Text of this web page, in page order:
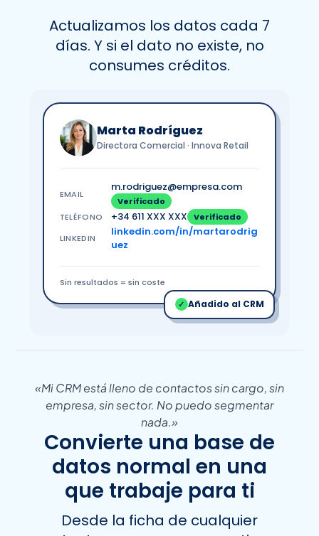
Actualizamos los datos cada 7
días. Y si el dato no existe, no
consumes créditos.
Marta Rodríguez
Directora Comercial · Innova Retail
EMAIL
m.rodriguez@empresa.com
Verificado
TELÉFONO
+34 611 XXX XXX
Verificado
LINKEDIN
linkedin.com/in/martarodrig
uez
Sin resultados = sin coste
✓ Añadido al CRM
«Mi CRM está lleno de contactos sin cargo, sin
empresa, sin sector. No puedo segmentar
nada.»
Convierte una base de
datos normal en una
que trabaje para ti
Desde la ficha de cualquier